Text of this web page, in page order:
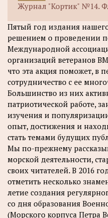
Журнал "Кортик" №14.
Пятый год издания
решением о проведении
Международной
организаций ветеранов
что эта акция поможет, в
сотрудничество с ее
Большинство из них
патриотической работе,
изучения и
опыт, достижения и
стать темами будущих
Мы по-прежнему
морской деятельности,
своих читателей. В 2016
отметить несколько
летие создания
со дня образования
(Морского корпуса Петра